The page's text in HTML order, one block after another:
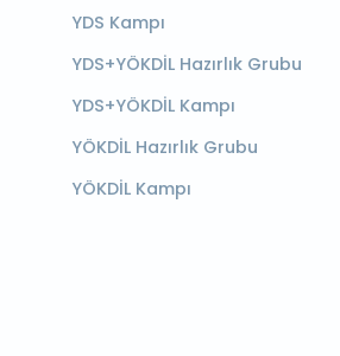
YDS Kampı
YDS+YÖKDİL Hazırlık Grubu
YDS+YÖKDİL Kampı
YÖKDİL Hazırlık Grubu
YÖKDİL Kampı